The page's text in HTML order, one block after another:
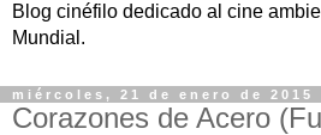
Blog cinéfilo dedicado al cine
Mundial.
miércoles, 21 de enero de 2015
Corazones de Acero